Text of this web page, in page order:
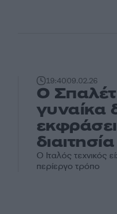
19:4009.02.26
Ο
γυναίκα
διαιτησία
Ο Ιταλός τεχνικός
περίεργο τρόπο